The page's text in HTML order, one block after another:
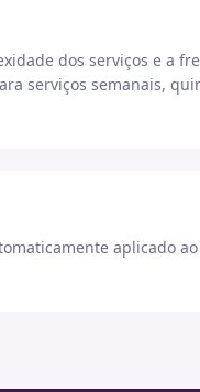
dos serviços e a
serviços semanais,
aplicado